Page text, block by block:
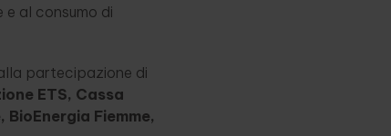
al consumo di
partecipazione di
ETS, Cassa
Fiemme,